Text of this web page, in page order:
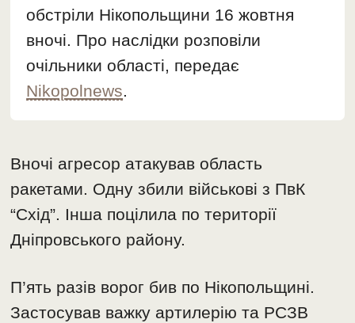
обстріли Нікопольщини 16 жовтня
вночі. Про наслідки розповіли
очільники області, передає
Nikopolnews.
Вночі агресор атакував область
ракетами. Одну збили військові з ПвК
“Схід”. Інша поцілила по території
Дніпровського району.
П’ять разів ворог бив по Нікопольщині.
Застосував важку артилерію та РСЗВ